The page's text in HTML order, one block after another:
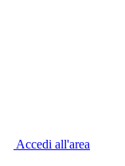
Accedi all'area